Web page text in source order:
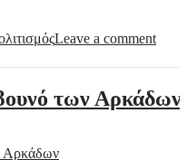
Leave a comment
των Αρκάδων